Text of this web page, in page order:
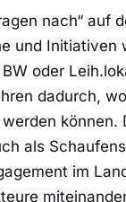
nach“ auf
und Initiativen
oder
dadurch,
können.
als
im